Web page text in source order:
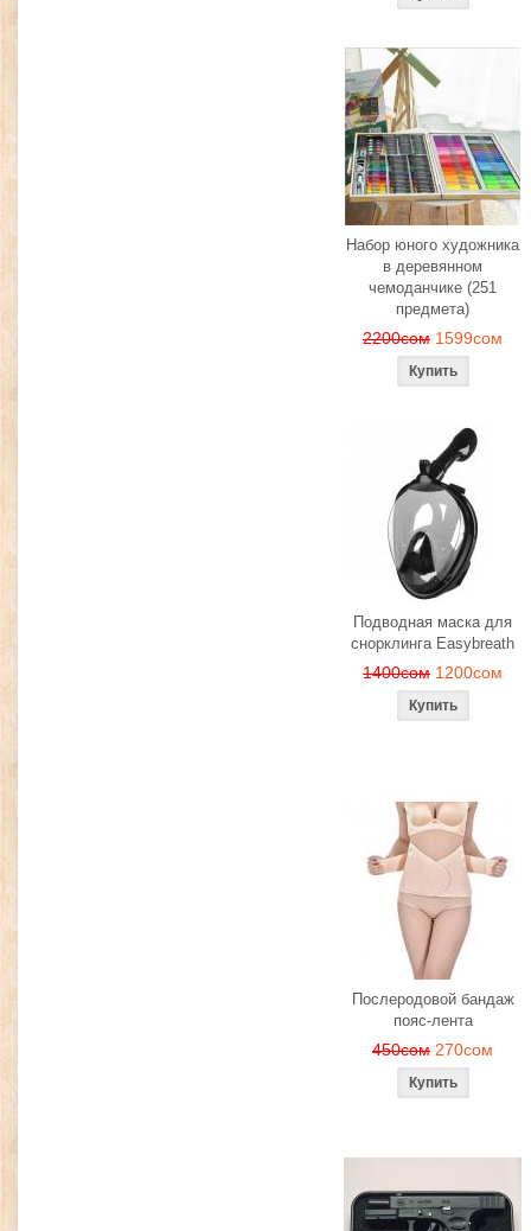
Набор юного художника
в деревянном
чемоданчике (251
предмета)
2200сом 1599сом
Подводная маска для
снорклинга Easybreath
1400сом 1200сом
Послеродовой бандаж
пояс-лента
450сом 270сом